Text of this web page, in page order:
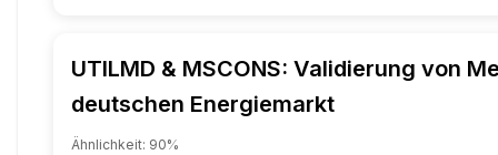
UTILMD & MSCONS: Validierung von
deutschen Energiemarkt
Ähnlichkeit: 90%